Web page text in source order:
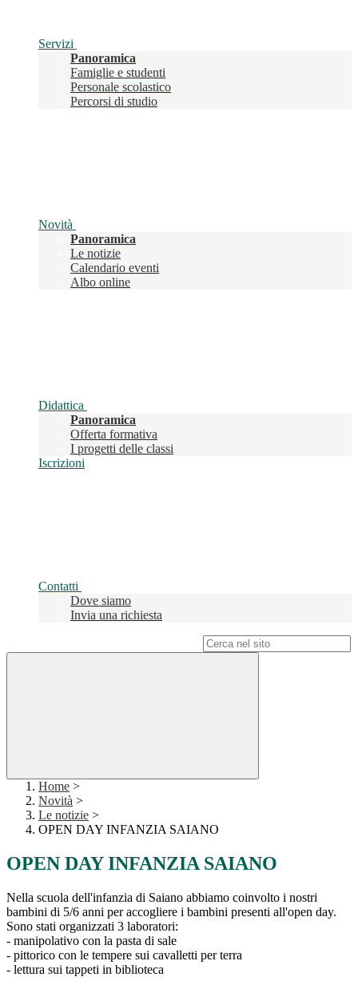
Servizi
Panoramica
Famiglie e studenti
Personale scolastico
Percorsi di studio
Novità
Panoramica
Le notizie
Calendario eventi
Albo online
Didattica
Panoramica
Offerta formativa
I progetti delle classi
Iscrizioni
Contatti
Dove siamo
Invia una richiesta
Home >
Novità >
Le notizie >
OPEN DAY INFANZIA SAIANO
OPEN DAY INFANZIA SAIANO
Nella scuola dell'infanzia di Saiano abbiamo coinvolto i nostri
bambini di 5/6 anni per accogliere i bambini presenti all'open day.
Sono stati organizzati 3 laboratori:
- manipolativo con la pasta di sale
- pittorico con le tempere sui cavalletti per terra
- lettura sui tappeti in biblioteca